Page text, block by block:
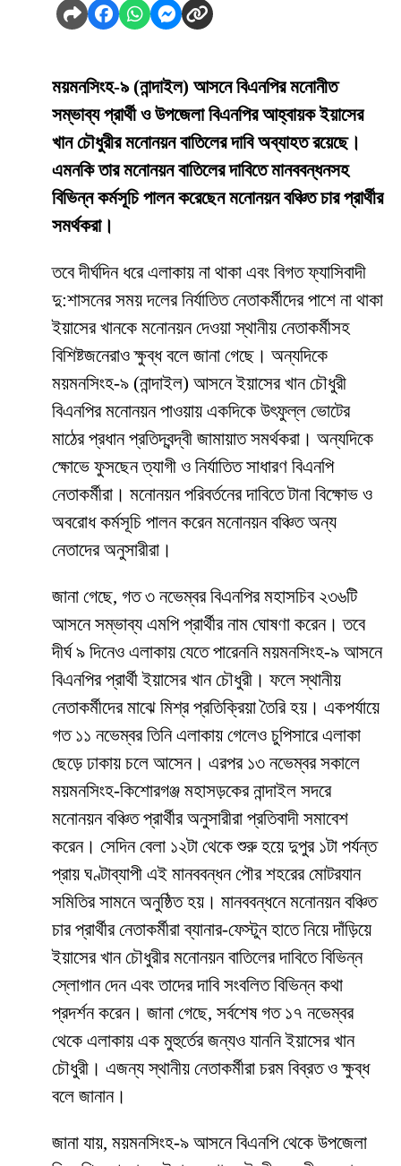
ময়মনসিংহ-৯ (নান্দাইল) আসনে বিএনপির মনোনীত
সম্ভাব্য প্রার্থী ও উপজেলা বিএনপির আহ্বায়ক ইয়াসের
খান চৌধুরীর মনোনয়ন বাতিলের দাবি অব্যাহত রয়েছে।
এমনকি তার মনোনয়ন বাতিলের দাবিতে মানববন্ধনসহ
বিভিন্ন কর্মসূচি পালন করেছেন মনোনয়ন বঞ্চিত চার প্রার্থীর
সমর্থকরা।
তবে দীর্ঘদিন ধরে এলাকায় না থাকা এবং বিগত ফ্যাসিবাদী
দু:শাসনের সময় দলের নির্যাতিত নেতাকর্মীদের পাশে না থাকা
ইয়াসের খানকে মনোনয়ন দেওয়া স্থানীয় নেতাকর্মীসহ
বিশিষ্টজনেরাও ক্ষুব্ধ বলে জানা গেছে। অন্যদিকে
ময়মনসিংহ-৯ (নান্দাইল) আসনে ইয়াসের খান চৌধুরী
বিএনপির মনোনয়ন পাওয়ায় একদিকে উৎফুল্ল ভোটের
মাঠের প্রধান প্রতিদ্বন্দ্বী জামায়াত সমর্থকরা। অন্যদিকে
ক্ষোভে ফুসছেন ত্যাগী ও নির্যাতিত সাধারণ বিএনপি
নেতাকর্মীরা। মনোনয়ন পরিবর্তনের দাবিতে টানা বিক্ষোভ ও
অবরোধ কর্মসূচি পালন করেন মনোনয়ন বঞ্চিত অন্য
নেতাদের অনুসারীরা।
জানা গেছে, গত ৩ নভেম্বর বিএনপির মহাসচিব ২৩৬টি
আসনে সম্ভাব্য এমপি প্রার্থীর নাম ঘোষণা করেন। তবে
দীর্ঘ ৯ দিনেও এলাকায় যেতে পারেননি ময়মনসিংহ-৯ আসনে
বিএনপির প্রার্থী ইয়াসের খান চৌধুরী। ফলে স্থানীয়
নেতাকর্মীদের মাঝে মিশ্র প্রতিক্রিয়া তৈরি হয়। একপর্যায়ে
গত ১১ নভেম্বর তিনি এলাকায় গেলেও চুপিসারে এলাকা
ছেড়ে ঢাকায় চলে আসেন। এরপর ১৩ নভেম্বর সকালে
ময়মনসিংহ-কিশোরগঞ্জ মহাসড়কের নান্দাইল সদরে
মনোনয়ন বঞ্চিত প্রার্থীর অনুসারীরা প্রতিবাদী সমাবেশ
করেন। সেদিন বেলা ১২টা থেকে শুরু হয়ে দুপুর ১টা পর্যন্ত
প্রায় ঘণ্টাব্যাপী এই মানববন্ধন পৌর শহরের মোটরযান
সমিতির সামনে অনুষ্ঠিত হয়। মানববন্ধনে মনোনয়ন বঞ্চিত
চার প্রার্থীর নেতাকর্মীরা ব্যানার-ফেস্টুন হাতে নিয়ে দাঁড়িয়ে
ইয়াসের খান চৌধুরীর মনোনয়ন বাতিলের দাবিতে বিভিন্ন
স্লোগান দেন এবং তাদের দাবি সংবলিত বিভিন্ন কথা
প্রদর্শন করেন। জানা গেছে, সর্বশেষ গত ১৭ নভেম্বর
থেকে এলাকায় এক মুহুর্তের জন্যও যাননি ইয়াসের খান
চৌধুরী। এজন্য স্থানীয় নেতাকর্মীরা চরম বিব্রত ও ক্ষুব্ধ
বলে জানান।
জানা যায়, ময়মনসিংহ-৯ আসনে বিএনপি থেকে উপজেলা